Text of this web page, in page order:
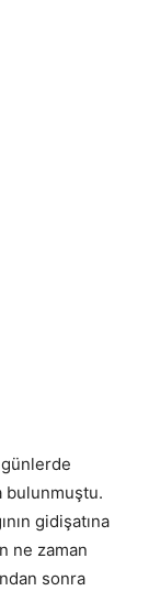
bulunmuştu.
gidişatına
ne zaman
sonra